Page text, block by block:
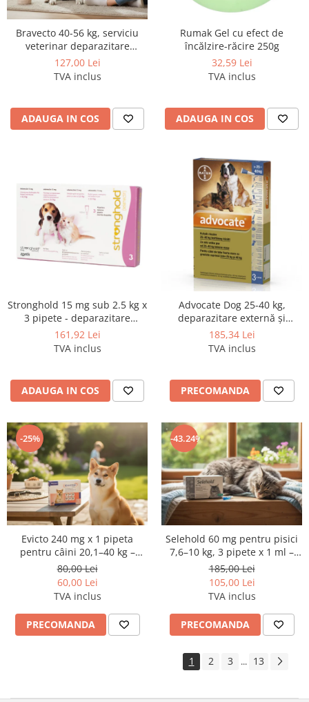
Bravecto 40-56 kg, serviciu
veterinar deparazitare
externă pentru câini cu
greutatea cuprinsa intre 40 si
127,00 Lei
TVA inclus
ADAUGA IN COS
Rumak Gel cu efect de
încălzire-răcire 250g
32,59 Lei
TVA inclus
ADAUGA IN COS
Stronghold 15 mg sub 2.5 kg x
3 pipete - deparazitare
externa si interna pentru
caini si pisici
161,92 Lei
TVA inclus
ADAUGA IN COS
Advocate Dog 25-40 kg,
deparazitare externă și
internă, 1 pipeta
185,34 Lei
TVA inclus
PRECOMANDA
-25%
Evicto 240 mg x 1 pipeta
pentru câini 20,1–40 kg –
preventie antiparazitara
interna și externa cu
selamectină
80,00 Lei
60,00 Lei
TVA inclus
PRECOMANDA
-43.24%
Selehold 60 mg pentru pisici
7,6–10 kg, 3 pipete x 1 ml –
soluție antiparazitară spot-on
185,00 Lei
105,00 Lei
TVA inclus
PRECOMANDA
1 2 3 ... 13